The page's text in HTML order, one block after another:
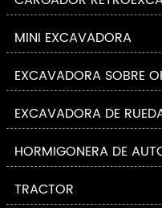
MINI EXCAVADORA
EXCAVADORA SOBRE
EXCAVADORA DE
HORMIGONERA DE
TRACTOR